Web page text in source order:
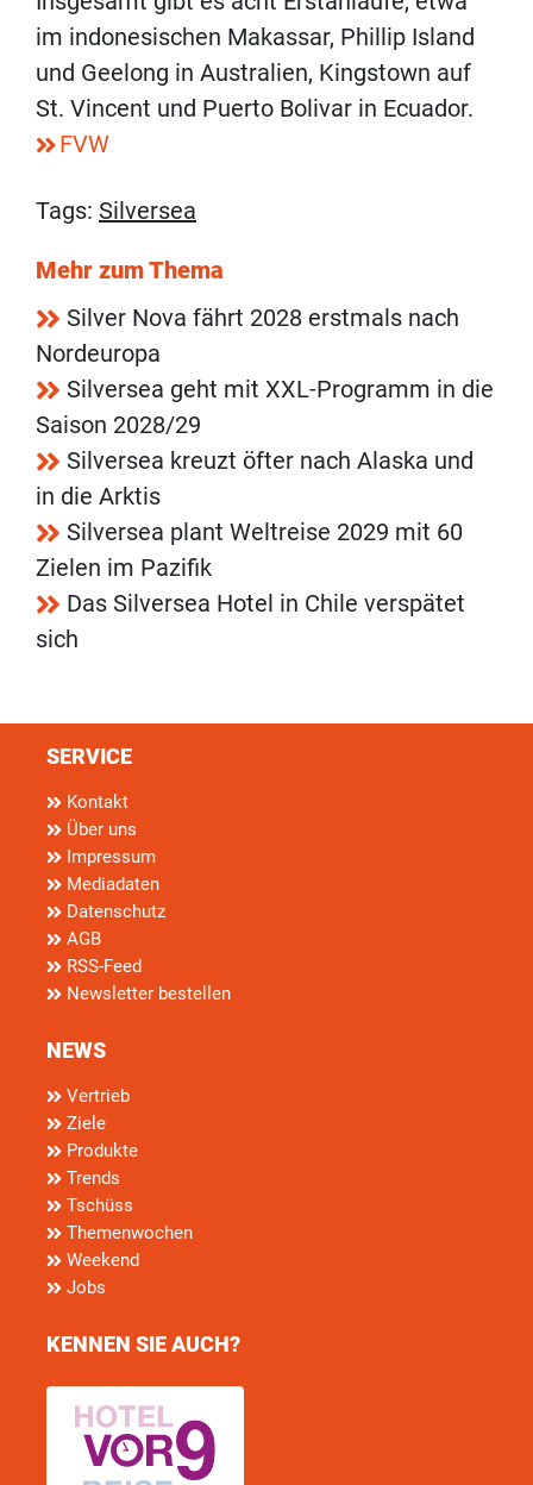
im indonesischen Makassar, Phillip Island
und Geelong in Australien, Kingstown auf
St. Vincent und Puerto Bolivar in Ecuador.
FVW
Tags: Silversea
Mehr zum Thema
Silver Nova fährt 2028 erstmals nach
Nordeuropa
Silversea geht mit XXL-Programm in die
Saison 2028/29
Silversea kreuzt öfter nach Alaska und
in die Arktis
Silversea plant Weltreise 2029 mit 60
Zielen im Pazifik
Das Silversea Hotel in Chile verspätet
sich
SERVICE
Kontakt
Über uns
Impressum
Mediadaten
Datenschutz
AGB
RSS-Feed
Newsletter bestellen
NEWS
Vertrieb
Ziele
Produkte
Trends
Tschüss
Themenwochen
Weekend
Jobs
KENNEN SIE AUCH?